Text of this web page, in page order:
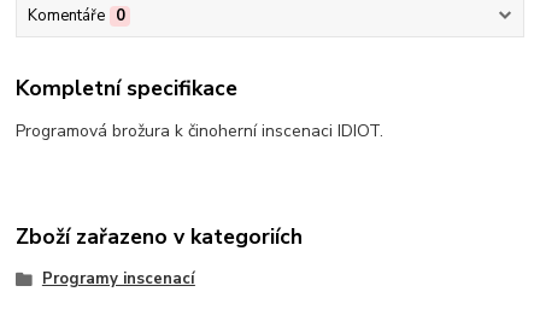
Komentáře 0
Kompletní specifikace
Programová brožura k činoherní inscenaci IDIOT.
Zboží zařazeno v kategoriích
Programy inscenací